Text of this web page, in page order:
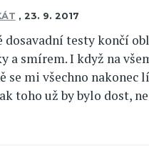
, 23. 9. 2017
dosavadní testy končí
a smírem. I když na
se mi všechno nakonec
toho už by bylo dost,